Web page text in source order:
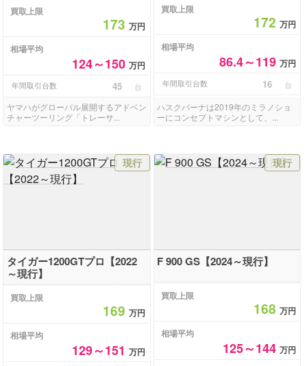
買取上限
173万円
相場平均
124～150万円
年間取引台数 45 台
ヤマハがグローバル展開するアドベン
チャーツーリング「トレーサ...
買取上限
172 万円
相場平均
86.4～119 万円
年間取引台数 16 台
ハスクバーナは2019年のミラノショ
ーにコンセプトマシンとして、...
現行
タイガー1200GTプロ【2022
～現行】
買取上限
169万円
相場平均
129～151万円
現行
F 900 GS【2024～現行】
買取上限
168 万円
相場平均
125～144 万円